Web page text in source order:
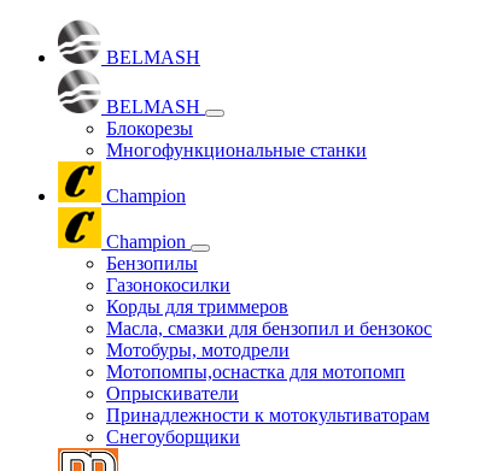
BELMASH
BELMASH
Блокорезы
Многофункциональные станки
Champion
Champion
Бензопилы
Газонокосилки
Корды для триммеров
Масла, смазки для бензопил и бензокос
Мотобуры, мотодрели
Мотопомпы,оснастка для мотопомп
Опрыскиватели
Принадлежности к мотокультиваторам
Снегоуборщики